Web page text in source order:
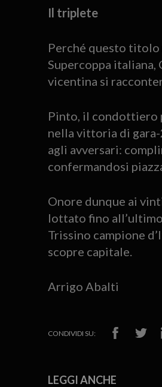
Il triplete
Perché questo titolo
Supercoppa
vicentina si
Pinto, il condottiero
nella vittoria di gara-
agli avversari:
confermandosi
Onore dunque ai
lottato fino
Trissino campione
scopre capitale.
Arrigo Abalti
CONDIVIDI SU:
LEGGI ANCHE